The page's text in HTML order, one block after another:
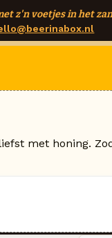
z'n voetjes in het
met honing.